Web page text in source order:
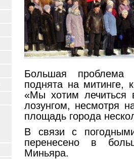
Большая проблема
поднята на митинге,
«Мы хотим лечиться
лозунгом, несмотря
площадь города
В связи с
перенесено в
Миньяра.